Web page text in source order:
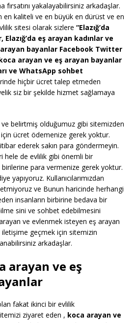
fırsatını yakalayabilirsiniz arkadaşlar.
en kaliteli ve en büyük en dürüst ve en
sitesi olarak sizlere “Elazığ’da
eş arayan kadınlar ve
arayan bayanlar Facebook Twitter
arayan ve eş arayan bayanlar
ve WhatsApp sohbet
hiçbir ücret talep etmeden
siz bir şekilde hizmet sağlamaya
belirtmiş olduğumuz gibi sitemizden
için ücret ödemenize gerek yoktur.
ederek sakın para göndermeyin.
hele de evlilik gibi önemli bir
para vermenize gerek yoktur.
yapıyoruz. Kullanıcılarımızdan
ve Bunun haricinde herhangi
insanların birbirine bedava bir
sini ve sohbet edebilmesini
arayan ve evlenmek isteyen eş arayan
geçmek için sitemizin
arkadaşlar.
arayan ve eş
fakat ikinci bir evlilik
ziyaret eden , koca arayan ve